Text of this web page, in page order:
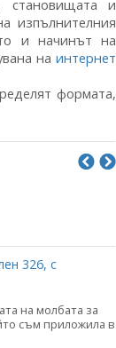
становищата и
изпълнителния
и начинът на
на интернет
формата,
326, с
на молбата за
съм приложила в